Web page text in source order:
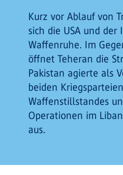
Kurz vor Ablauf von
sich die USA und
Waffenruhe. Im
öffnet Teheran die
Pakistan agierte als
beiden
Waffenstillstandes
Operationen im
aus.